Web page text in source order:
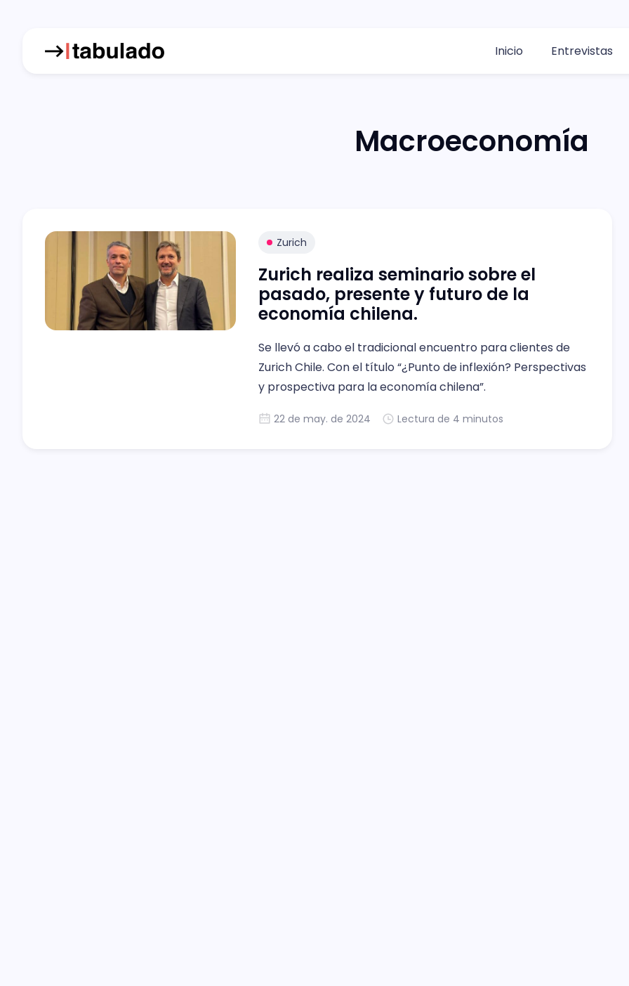
Inicio Entrevistas
Macroeconomía
Zurich
Zurich realiza seminario sobre el
pasado, presente y futuro de la
economía chilena.
Se llevó a cabo el tradicional encuentro para clientes de
Zurich Chile. Con el título “¿Punto de inflexión? Perspectivas
y prospectiva para la economía chilena”.
22 de may. de 2024 Lectura de 4 minutos